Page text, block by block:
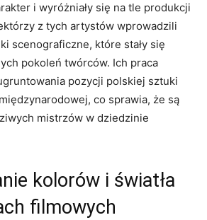
i ​wyróżniały się na tle produkcji
z tych artystów wprowadzili
scenograficzne, które stały się
pokoleń twórców. Ich praca
pozycji polskiej sztuki
co sprawia, że są
mistrzów w dziedzinie
kolorów⁤ i światła
filmowych